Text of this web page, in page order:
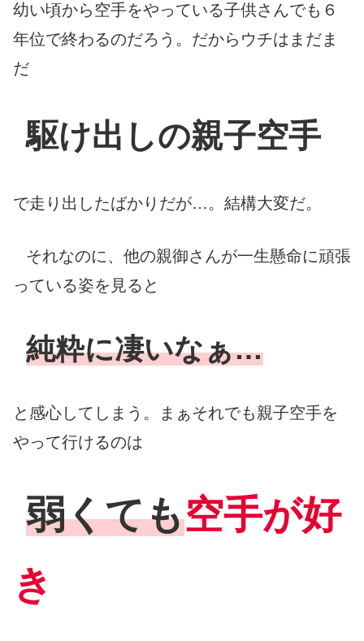
幼い頃から空手をやっている子供さんでも６
年位で終わるのだろう。だからウチはまだま
だ
駆け出しの親子空手
で走り出したばかりだが…。結構大変だ。
それなのに、他の親御さんが一生懸命に頑張
っている姿を見ると
純粋に凄いなぁ…
と感心してしまう。まぁそれでも親子空手を
やって行けるのは
弱くても空手が好
き